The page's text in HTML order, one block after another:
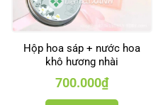
Hộp hoa sáp + nước hoa
khô hương nhài
700.000₫